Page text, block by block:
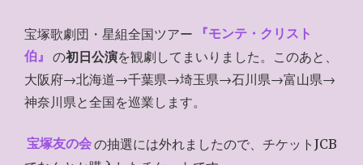
宝塚歌劇団・星組全国ツアー
『モンテ・クリスト
伯』
の初日公演を観劇してまいりました。このあと、
大阪府→北海道→千葉県→埼玉県→石川県→富山県→
神奈川県と全国を巡業します。
宝塚友の会の抽選には外れましたので、チケットJCB